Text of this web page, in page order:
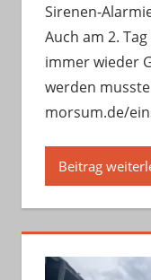
Sirenen-
Auch am 2.
immer wieder
werden
morsum.de/
Beitrag